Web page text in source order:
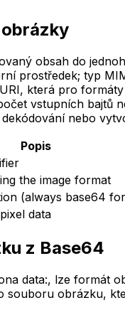
obsah do
prostředek; typ
která pro
vstupních bajtů
nebo
Popis
the image format
(always base64
data
z Base64
data:, lze formát
souboru obrázku,